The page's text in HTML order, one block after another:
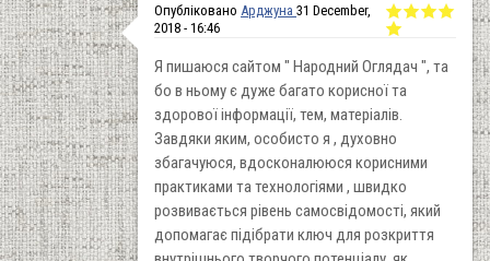
Опубліковано Арджуна 31 December,
2018 - 16:46
Я пишаюся сайтом " Народний Оглядач ", та
бо в ньому є дуже багато корисної та
здорової інформації, тем, матеріалів.
Завдяки яким, особисто я , духовно
збагачуюся, вдосконалююся корисними
практиками та технологіями , швидко
розвивається рівень самосвідомості, який
допомагає підібрати ключ для розкриття